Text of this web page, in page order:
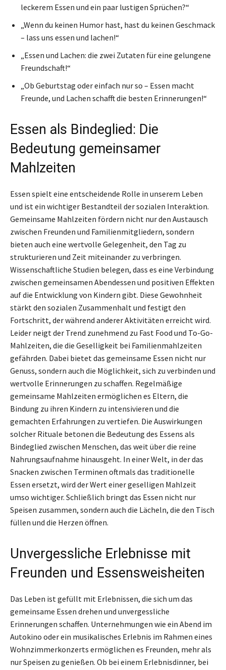
leckerem Essen und ein paar lustigen Sprüchen?“
„Wenn du keinen Humor hast, hast du keinen Geschmack
– lass uns essen und lachen!“
„Essen und Lachen: die zwei Zutaten für eine gelungene
Freundschaft!“
„Ob Geburtstag oder einfach nur so – Essen macht
Freunde, und Lachen schafft die besten Erinnerungen!“
Essen als Bindeglied: Die
Bedeutung gemeinsamer
Mahlzeiten
Essen spielt eine entscheidende Rolle in unserem Leben
und ist ein wichtiger Bestandteil der sozialen Interaktion.
Gemeinsame Mahlzeiten fördern nicht nur den Austausch
zwischen Freunden und Familienmitgliedern, sondern
bieten auch eine wertvolle Gelegenheit, den Tag zu
strukturieren und Zeit miteinander zu verbringen.
Wissenschaftliche Studien belegen, dass es eine Verbindung
zwischen gemeinsamen Abendessen und positiven Effekten
auf die Entwicklung von Kindern gibt. Diese Gewohnheit
stärkt den sozialen Zusammenhalt und festigt den
Fortschritt, der während anderer Aktivitäten erreicht wird.
Leider neigt der Trend zunehmend zu Fast Food und To-Go-
Mahlzeiten, die die Geselligkeit bei Familienmahlzeiten
gefährden. Dabei bietet das gemeinsame Essen nicht nur
Genuss, sondern auch die Möglichkeit, sich zu verbinden und
wertvolle Erinnerungen zu schaffen. Regelmäßige
gemeinsame Mahlzeiten ermöglichen es Eltern, die
Bindung zu ihren Kindern zu intensivieren und die
gemachten Erfahrungen zu vertiefen. Die Auswirkungen
solcher Rituale betonen die Bedeutung des Essens als
Bindeglied zwischen Menschen, das weit über die reine
Nahrungsaufnahme hinausgeht. In einer Welt, in der das
Snacken zwischen Terminen oftmals das traditionelle
Essen ersetzt, wird der Wert einer geselligen Mahlzeit
umso wichtiger. Schließlich bringt das Essen nicht nur
Speisen zusammen, sondern auch die Lächeln, die den Tisch
füllen und die Herzen öffnen.
Unvergessliche Erlebnisse mit
Freunden und Essensweisheiten
Das Leben ist gefüllt mit Erlebnissen, die sich um das
gemeinsame Essen drehen und unvergessliche
Erinnerungen schaffen. Unternehmungen wie ein Abend im
Autokino oder ein musikalisches Erlebnis im Rahmen eines
Wohnzimmerkonzerts ermöglichen es Freunden, mehr als
nur Speisen zu genießen. Ob bei einem Erlebnisdinner, bei